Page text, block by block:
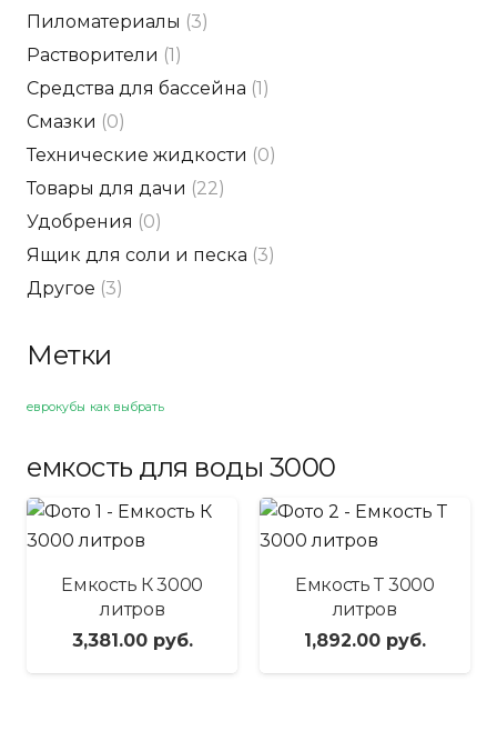
Пиломатериалы (3)
Растворители (1)
Средства для бассейна (1)
Смазки (0)
Технические жидкости (0)
Товары для дачи (22)
Удобрения (0)
Ящик для соли и песка (3)
Другое (3)
Метки
еврокубы как выбрать
емкость для воды 3000
Емкость К 3000
литров
3,381.00 руб.
Емкость Т 3000
литров
1,892.00 руб.